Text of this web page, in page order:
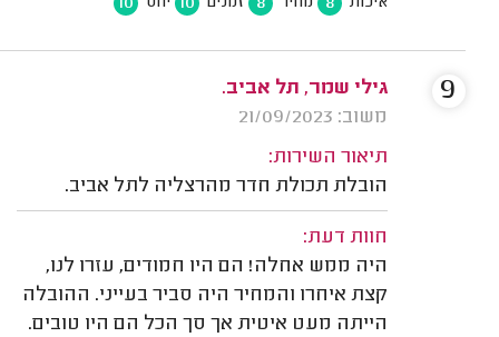
גילי שמר, תל אביב.
משוב: 21/09/2023
תיאור השירות:
הובלת תכולת חדר מהרצליה לתל אביב.
חוות דעת:
היה ממש אחלה! הם היו חמודים, עזרו לנו,
קצת איחרו והמחיר היה סביר בעייני. ההובלה
הייתה מעט איטית אך סך הכל הם היו טובים.
9